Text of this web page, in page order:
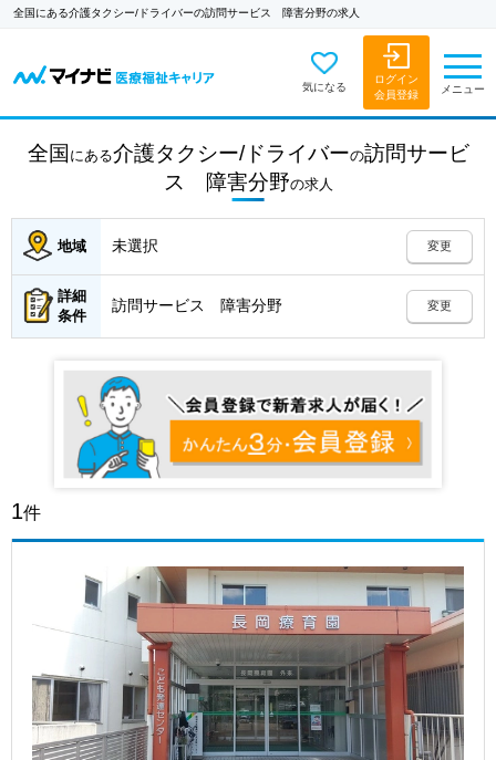
全国にある介護タクシー/ドライバーの訪問サービス 障害分野の求人
気になる
ログイン
会員登録
メニュー
全国 にある介護タクシー/ドライバーの訪問サービ
ス 障害分野の求人
地域 未選択 変更
詳細
条件
訪問サービス 障害分野 変更
1件